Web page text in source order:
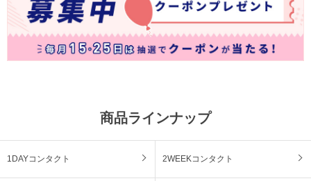
商品ラインナップ
1DAYコンタクト 2WEEKコンタクト